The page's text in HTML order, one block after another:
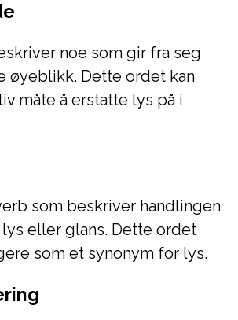
noe som gir fra seg
øyeblikk. Dette ordet kan
måte å erstatte lys på i
som beskriver handlingen
eller glans. Dette ordet
som et synonym for lys.